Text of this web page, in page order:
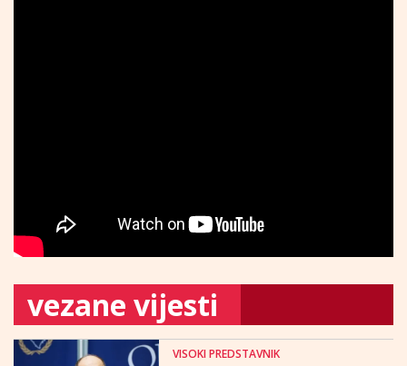
vezane vijesti
VISOKI PREDSTAVNIK